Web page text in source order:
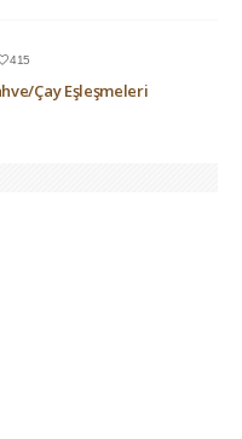
415
Çay Eşleşmeleri